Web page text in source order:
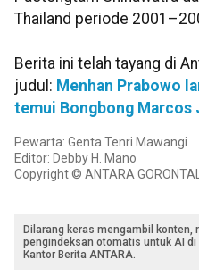
Thailand periode
Berita ini telah tayang di
judul: Menhan Prabowo
temui Bongbong Marcos
Pewarta: Genta Tenri Mawangi
Editor: Debby H. Mano
Copyright © ANTARA
Dilarang keras mengambil konten,
pengindeksan otomatis untuk AI
Kantor Berita ANTARA.